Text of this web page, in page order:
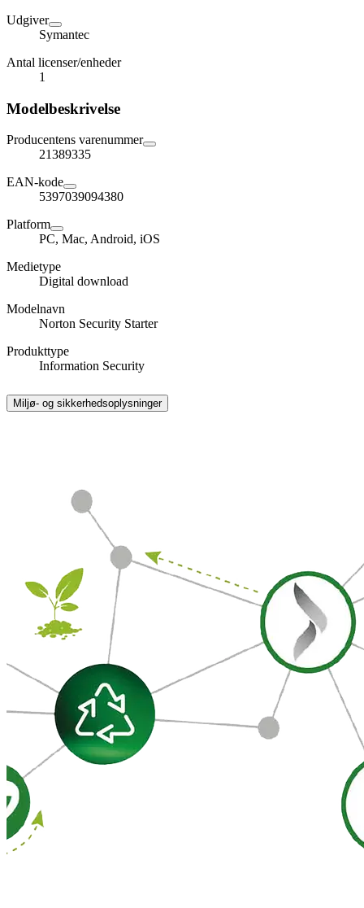
Udgiver
Symantec
Antal licenser/enheder
1
Modelbeskrivelse
Producentens varenummer
21389335
EAN-kode
5397039094380
Platform
PC, Mac, Android, iOS
Medietype
Digital download
Modelnavn
Norton Security Starter
Produkttype
Information Security
Miljø- og sikkerhedsoplysninger